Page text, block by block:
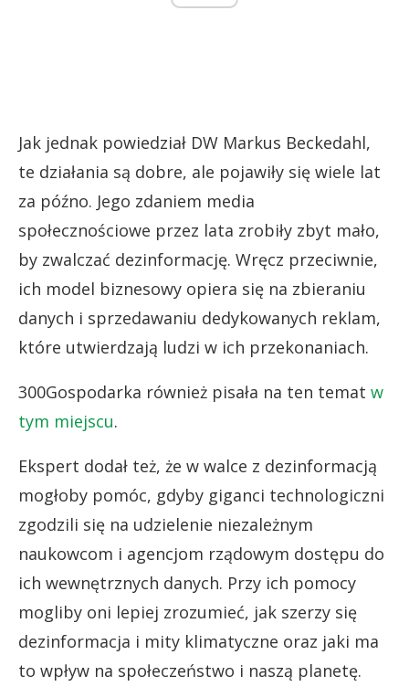
Jak jednak powiedział DW Markus Beckedahl,
te działania są dobre, ale pojawiły się wiele lat
za późno. Jego zdaniem media
społecznościowe przez lata zrobiły zbyt mało,
by zwalczać dezinformację. Wręcz przeciwnie,
ich model biznesowy opiera się na zbieraniu
danych i sprzedawaniu dedykowanych reklam,
które utwierdzają ludzi w ich przekonaniach.
300Gospodarka również pisała na ten temat w
tym miejscu.
Ekspert dodał też, że w walce z dezinformacją
mogłoby pomóc, gdyby giganci technologiczni
zgodzili się na udzielenie niezależnym
naukowcom i agencjom rządowym dostępu do
ich wewnętrznych danych. Przy ich pomocy
mogliby oni lepiej zrozumieć, jak szerzy się
dezinformacja i mity klimatyczne oraz jaki ma
to wpływ na społeczeństwo i naszą planetę.